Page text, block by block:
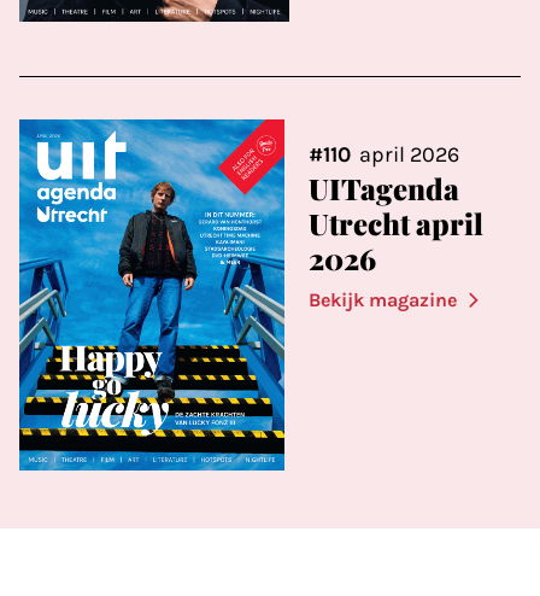
UITagenda
Utrecht april
2026
#110 april 2026
Bekijk magazine